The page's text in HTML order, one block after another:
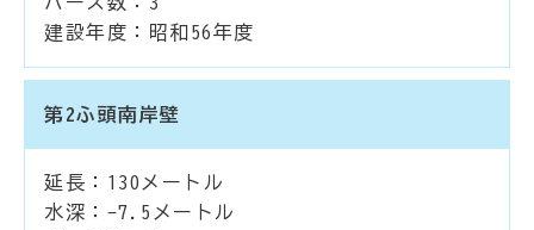
建設年度：昭和56年度
第2ふ頭南岸壁
延長：130メートル
水深：-7.5メートル